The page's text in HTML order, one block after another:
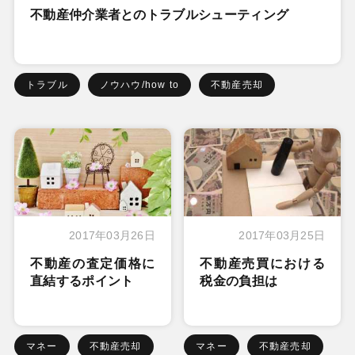
不動産仲介業者とのトラブルシューティング
トラブル ノウハウ/how to 不動産売却
2017年03月26日
不動産の査定価格に
直結するポイント
マネー 不動産売却
2017年03月25日
不動産売買における
税金の負担は
マネー 不動産売却